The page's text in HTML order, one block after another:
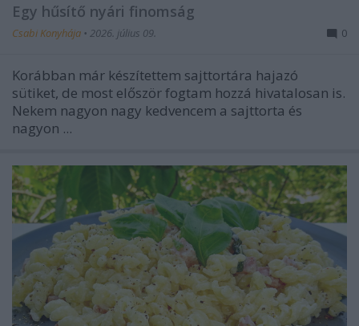
Egy hűsítő nyári finomság
Csabi Konyhája • 2026. július 09. 0
Korábban már készítettem sajttortára hajazó
sütiket, de most először fogtam hozzá hivatalosan is.
Nekem nagyon nagy kedvencem a sajttorta és
nagyon ...